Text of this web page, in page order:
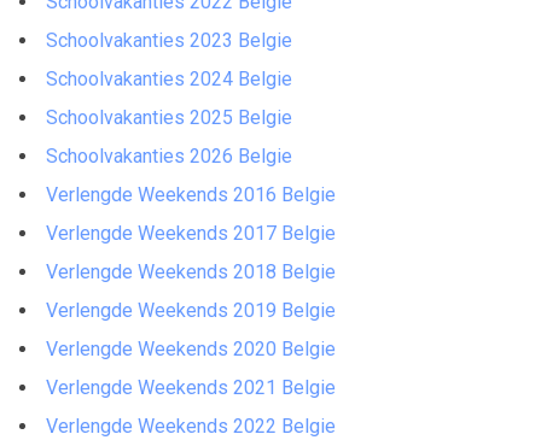
Schoolvakanties 2023 Belgie
Schoolvakanties 2024 Belgie
Schoolvakanties 2025 Belgie
Schoolvakanties 2026 Belgie
Verlengde Weekends 2016 Belgie
Verlengde Weekends 2017 Belgie
Verlengde Weekends 2018 Belgie
Verlengde Weekends 2019 Belgie
Verlengde Weekends 2020 Belgie
Verlengde Weekends 2021 Belgie
Verlengde Weekends 2022 Belgie